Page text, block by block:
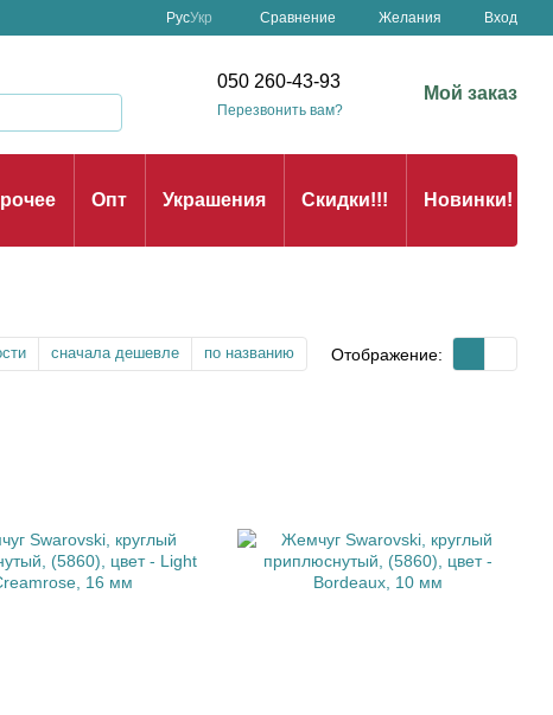
РусУкр Сравнение Желания Вход
050 260-43-93
Перезвонить вам?
Мой заказ
Опт Украшения Скидки!!! Новинки!
сначала дешевле по названию Отображение: